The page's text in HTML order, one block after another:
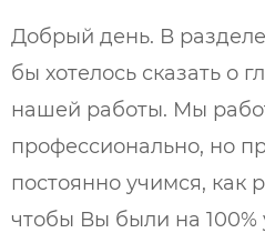
Добрый день. В
бы хотелось сказать о
нашей работы. Мы
профессионально, но
постоянно учимся, как
чтобы Вы были на 100%